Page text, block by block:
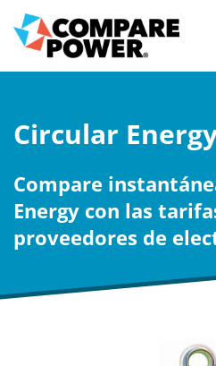
Circular
Compare
Energy con las
proveedores de